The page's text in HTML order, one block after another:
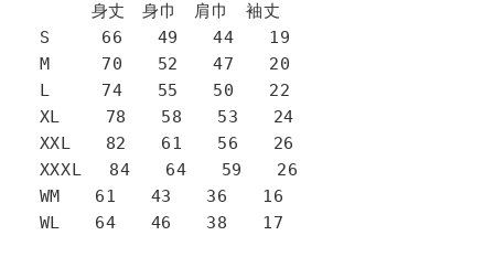
身丈 身巾 肩巾 袖丈
S 66 49 44 19
M 70 52 47 20
L 74 55 50 22
XL 78 58 53 24
XXL 82 61 56 26
XXXL 84 64 59 26
WM 61 43 36 16
WL 64 46 38 17